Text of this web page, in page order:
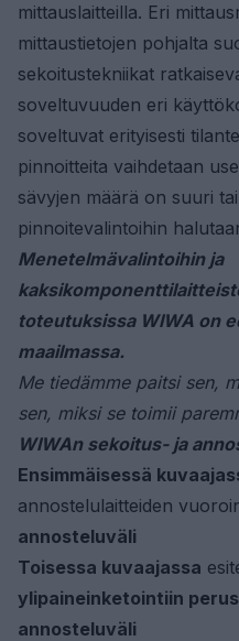
mittauslaitteilla. Eri
mittaustietojen pohjalta
sekoitustekniikat
soveltuvuuden eri
soveltuvat erityisesti
pinnoitteita vaihdetaan
sävyjen määrä on suuri
pinnoitevalintoihin
Menetelmävalintoihin ja
toteutuksissa WIWA on
maailmassa.
Me tiedämme paitsi sen,
sen, miksi se toimii
WIWAn sekoitus- ja
Ensimmäisessä
annostelulaitteiden
annosteluväli
Toisessa kuvaajassa
ylipaineinketointiin
annosteluväli